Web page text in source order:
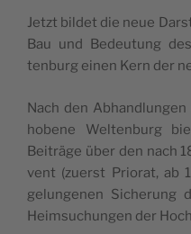
Jet­zt bildet die neue
Bau und Bedeu­tung
tenburg einen Kern der
Nach den
hobene Wel­tenburg
Beiträge über den nach
vent (zuerst Pri­o­rat, ab
gelun­genen Sicherung
Heim­suchun­gen der